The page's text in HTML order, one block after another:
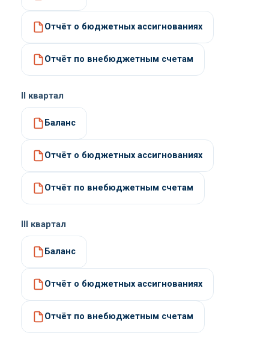
Отчёт о бюджетных ассигнованиях
Отчёт по внебюджетным счетам
II квартал
Баланс
Отчёт о бюджетных ассигнованиях
Отчёт по внебюджетным счетам
III квартал
Баланс
Отчёт о бюджетных ассигнованиях
Отчёт по внебюджетным счетам